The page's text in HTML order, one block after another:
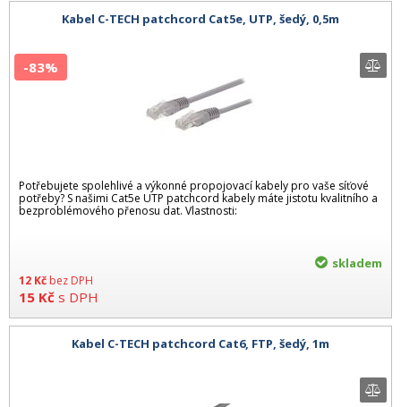
Kabel C-TECH patchcord Cat5e, UTP, šedý, 0,5m
Potřebujete spolehlivé a výkonné propojovací kabely pro vaše síťové
potřeby? S našimi Cat5e UTP patchcord kabely máte jistotu kvalitního a
bezproblémového přenosu dat. Vlastnosti:
12 Kč bez DPH
15 Kč s DPH
-83%
skladem
Kabel C-TECH patchcord Cat6, FTP, šedý, 1m